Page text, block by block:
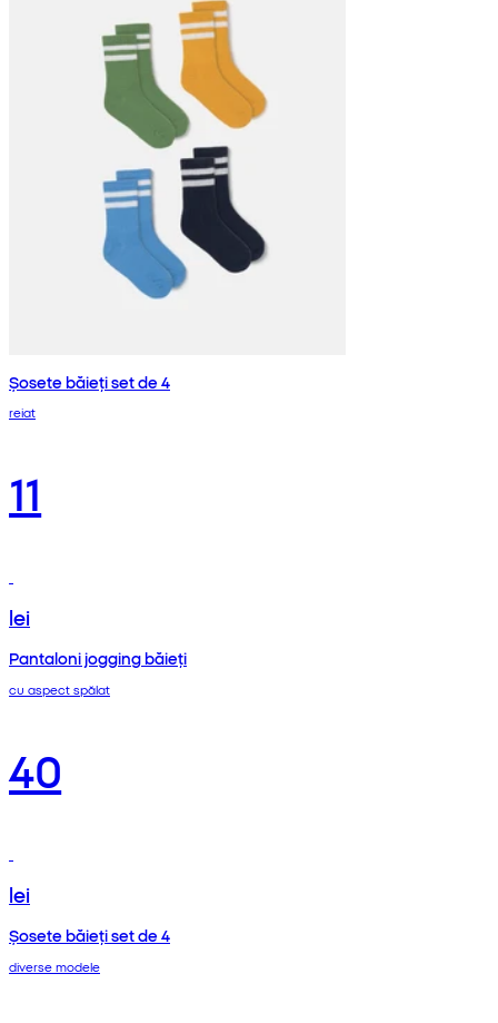
Șosete băieți set de 4
reiat
11
lei
Pantaloni jogging băieți
cu aspect spălat
40
lei
Șosete băieți set de 4
diverse modele